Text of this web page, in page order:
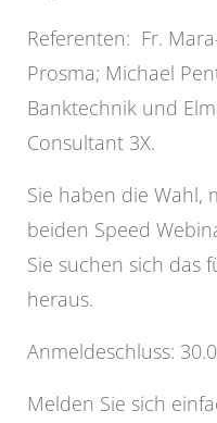
Referenten: Fr.
Prosma; Michael
Banktechnik und
Consultant 3X.
Sie haben die Wahl,
beiden Speed
Sie suchen sich das
heraus.
Anmeldeschluss:
Melden Sie sich